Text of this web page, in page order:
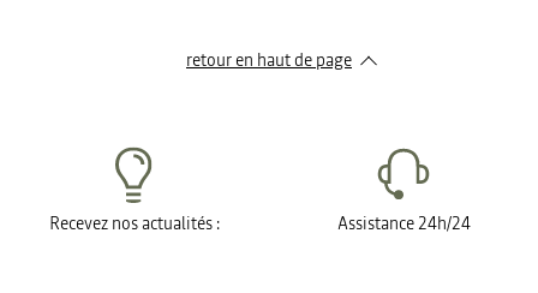
retour en haut de page​
Recevez nos actualités : Assistance 24h/24